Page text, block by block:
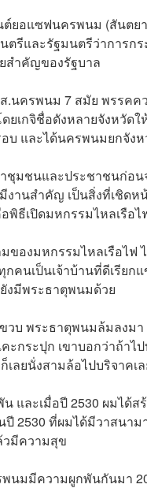
ต์ยอแซฟนครพนม (สันต
รีและรัฐมนตรีว่าการก
สำคัญของรัฐบาล
.นครพนม 7 สมัย พรรค
ยเกจิชื่อดังหลายจังหวัด
บ และได้นครพนมยกจัง
ชุมชนและประชาชนก่อน
านสำคัญ เป็นสิ่งที่เชิด
พิธีเปิดมหกรรมไหลเรือไ
องมหกรรมไหลเรือไฟ
นเป็นเจ้าบ้านที่ดีเรียก
งมีพระธาตุพนมด้วย
วบ พระธาตุพนมล้มลงม
ระปุก เขาบอกว่าถ้าไ
ลยนั่งสามล้อไปบริจาค
และเมื่อปี 2530 ผมไ
2530 ที่ผมได้มีวาสนา
วมีความสุข
นมมีความผูกพันกันมา